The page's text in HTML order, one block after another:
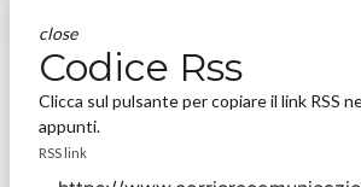
close
Codice Rss
Clicca sul pulsante per copiare il link RSS
appunti.
RSS link